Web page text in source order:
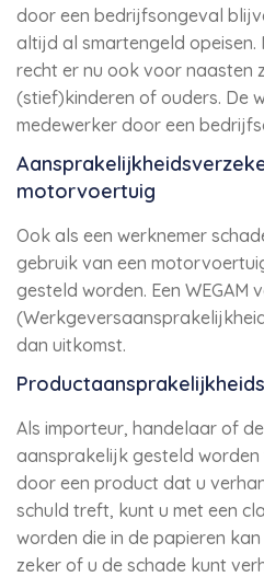
door een bedrijfsongeval
altijd al smartengeld opeisen.
recht er nu ook voor naasten
(stief)kinderen of ouders. De
medewerker door een
motorvoertuig
Ook als een werknemer
gebruik van een
gesteld worden. Een WEGAM
dan uitkomst.
Als importeur, handelaar of
aansprakelijk gesteld
door een product dat u
schuld treft, kunt u met een
worden die in de papieren
zeker of u de schade kunt